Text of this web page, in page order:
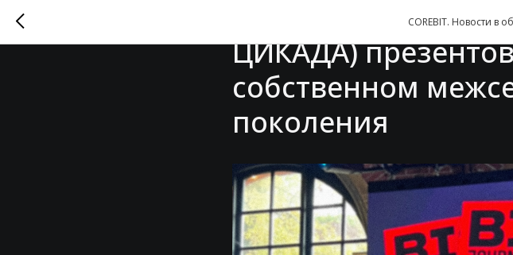
COREBIT. Новости в
Компания
ЦИКАДА)
собственном
поколения